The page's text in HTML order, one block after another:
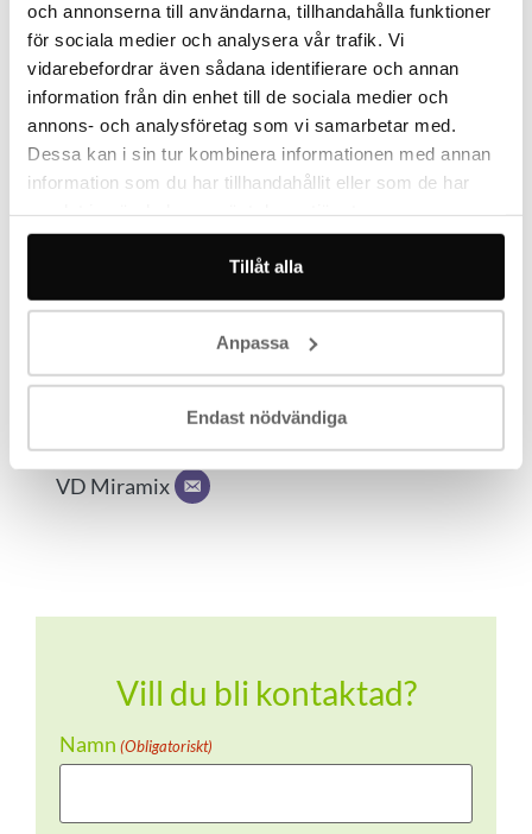
och annonserna till användarna, tillhandahålla funktioner
för sociala medier och analysera vår trafik. Vi
vidarebefordrar även sådana identifierare och annan
information från din enhet till de sociala medier och
annons- och analysföretag som vi samarbetar med.
Dessa kan i sin tur kombinera informationen med annan
information som du har tillhandahållit eller som de har
Tillåt alla
Anpassa
Endast nödvändiga
storlekar, saneringar av bland annat asbest samt
rivningsarbeten. Bland våra kunder finns
privatpersoner, bostadsrättsföreningar och företag
runt om i Stockholmsområdet.
Arbetet med bilningen i det 200 kvadratmeter stora
källargolvet hade sin start den 14 augusti 2017. Se
tjänster inom bilning.
VD Miramix
Vill du bli kontaktad?
Namn (Obligatoriskt)